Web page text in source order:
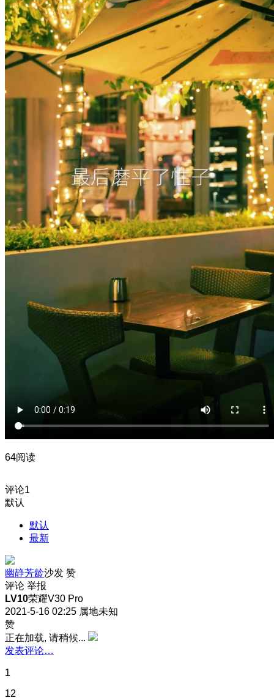
64阅读
评论1
默认
默认
最新
幽静芳龄沙发 赞
评论 举报
LV10荣耀V30 Pro
2021-5-16 02:25 属地未知
赞
正在加载, 请稍候...
发表评论…
1
12